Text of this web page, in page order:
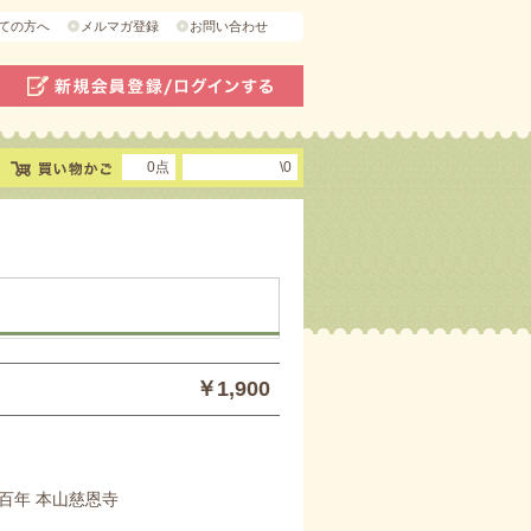
の方へ メルマガ登録 お問い合わせ
0点 \0
￥1,900
年 本山慈恩寺